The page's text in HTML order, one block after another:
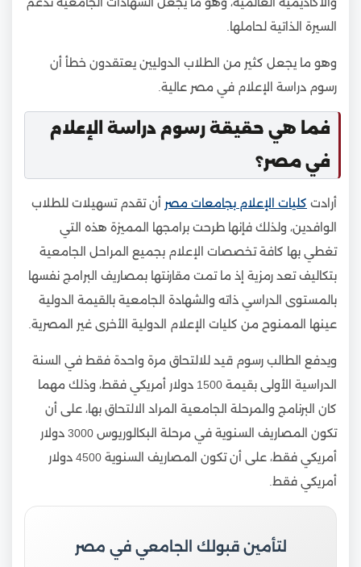
السيرة الذاتية لحاملها.
وهو ما يجعل كثير من الطلاب الدوليين يعتقدون خطأ أن
رسوم دراسة الإعلام في مصر عالية.
فما هي حقيقة رسوم دراسة الإعلام
في مصر؟
أرادت كليات الإعلام بجامعات مصر أن تقدم تسهيلات للطلاب
الوافدين، ولذلك فإنها طرحت برامجها المميزة هذه التي
تغطي بها كافة تخصصات الإعلام بجميع المراحل الجامعية
بتكاليف تعد رمزية إذ ما تمت مقارنتها بمصاريف البرامج نفسها
بالمستوى الدراسي ذاته والشهادة الجامعية بالقيمة الدولية
عينها الممنوح من كليات الإعلام الدولية الأخرى غير المصرية.
ويدفع الطالب رسوم قيد للالتحاق مرة واحدة فقط في السنة
الدراسية الأولى بقيمة 1500 دولار أمريكي فقط، وذلك مهما
كان البرنامج والمرحلة الجامعية المراد الالتحاق بها، على أن
تكون المصاريف السنوية في مرحلة البكالوريوس 3000 دولار
أمريكي فقط، على أن تكون المصاريف السنوية 4500 دولار
أمريكي فقط.
لتأمين قبولك الجامعي في مصر